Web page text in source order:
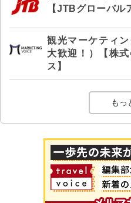
【JTBグローバル
観光マーケティ
大歓迎！）【株
ス】
もっ